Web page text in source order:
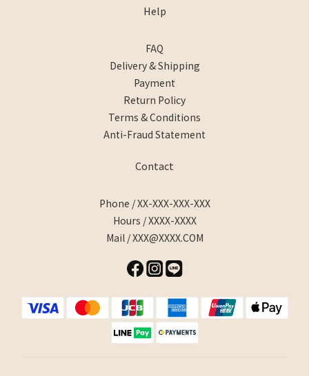
Help
FAQ
Delivery & Shipping
Payment
Return Policy
Terms & Conditions
Anti-Fraud Statement
Contact
Phone / XX-XXX-XXX-XXX
Hours / XXXX-XXXX
Mail / XXX@XXXX.COM